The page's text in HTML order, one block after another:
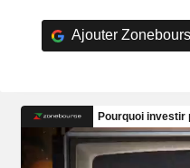
Ajouter